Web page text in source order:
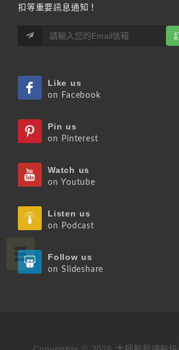
扣等重要訊息通知！
Like us
on Facebook
Pin us
on Pinterest
Watch us
on Youtube
Listen us
on Podcast
Follow us
on Slideshare